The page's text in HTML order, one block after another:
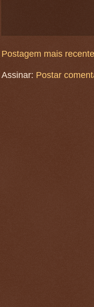
Postagem mais recente
Assinar: Postar